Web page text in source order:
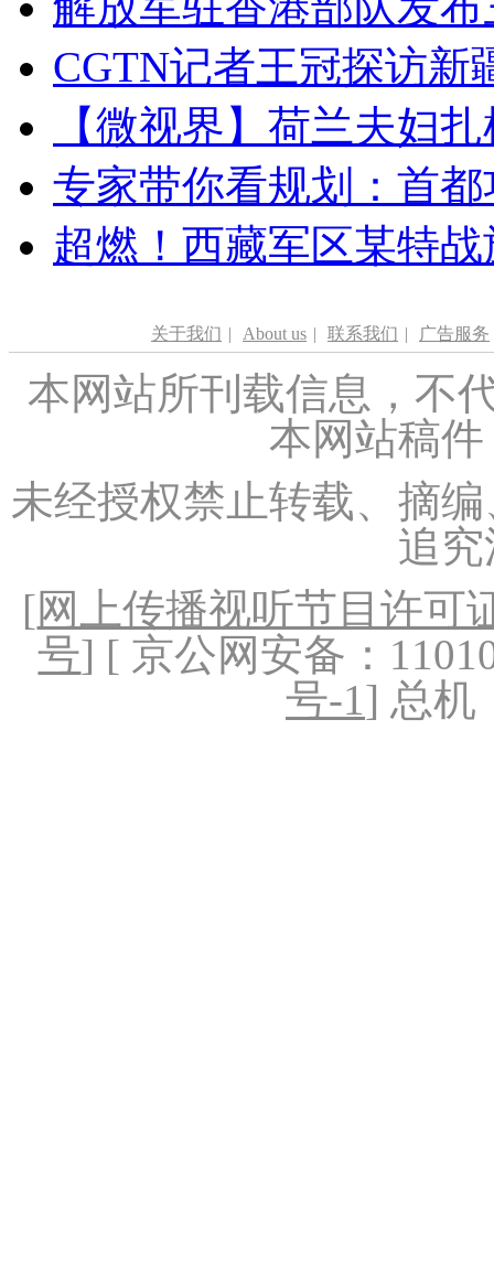
CGTN记者王冠探访新
【微视界】荷兰夫妇
专家带你看规划：首
超燃！西藏军区某特
关于我们 | About us | 联系我们 | 广告服务
本网站所刊载信息，不
本网站稿
未经授权禁止转载、摘
追
[网上传播视听节目许可
号] [ 京公网安备：
号-1] 总机